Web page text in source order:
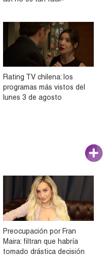
Rating TV chilena: los
programas más vistos del
lunes 3 de agosto
Preocupación por Fran
Maira: filtran que habría
tomado drástica decisión